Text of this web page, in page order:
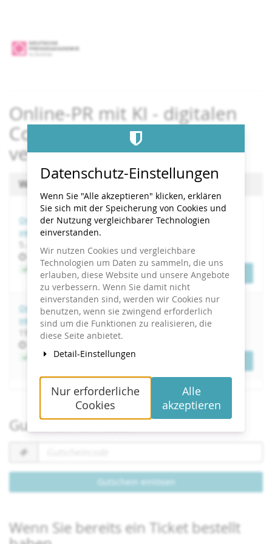
springen
Online-PR mit KI - digitalen
Content entwickeln &
verbreiten
Wählen Sie einen Termin aus
Online-PR mit KI - digitalen Content entwickeln &
verbreiten
5.
6. November 2026
Uhrzeit
10:00
Jetzt buchen Tickets
Online-PR mit KI - digitalen Content entwickeln &
verbreiten
19.
bis
20. April 2027
Jetzt buchen
Gutschein einlösen
Gutscheincode
Gutschein einlösen
Wenn Sie bereits ein Ticket bestellt
Datenschutz-Einstellungen
Wenn Sie "Alle akzeptieren" klicken, erklären
Sie sich mit der Speicherung von Cookies und
der Nutzung vergleichbarer Technologien
einverstanden.
Wir nutzen Cookies und vergleichbare
Technologien um Daten zu sammeln, die uns
erlauben, diese Website und unsere Angebote
zu verbessern. Wenn Sie damit nicht
einverstanden sind, werden wir Cookies nur
benutzen, wenn sie zwingend erforderlich
sind um die Funktionen zu realisieren, die
diese Seite anbietet.
Detail-Einstellungen
Nur erforderliche
Cookies
Alle
akzeptieren